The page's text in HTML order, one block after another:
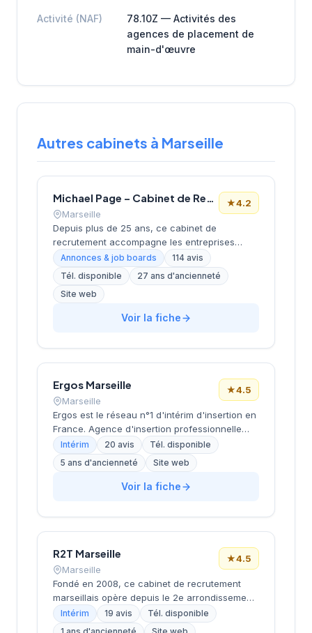
Activité (NAF)
78.10Z — Activités des
agences de placement de
main-d'œuvre
Autres cabinets à Marseille
Michael Page – Cabinet de Recrutement Marseille
Marseille
★4.2
Depuis plus de 25 ans, ce cabinet de
recrutement accompagne les entreprises
marseillaises dans leurs recherches de profils
spécialisés. Basé boulevard de Dunkerque
dans le 2e arrondissement, à proximité du
quartier de la Joliette, il développe une
approche sectorielle ciblée sur les métiers du
tertiaire et de l'industrie. Dirigée par
Son ancrage territorial et son expérience de
plus de deux décennies en font un acteur
établi du recrutement en région PACA.
Annonces & job boards
114 avis
Tél. disponible
27 ans d'ancienneté
Site web
Voir la fiche
Ergos Marseille
Marseille
★4.5
Ergos est le réseau n°1 d'intérim d'insertion en
France. Agence d'insertion professionnelle
spécialisée dans l'accompagnement des
personnes en difficultés (demandeurs
d'emploi longue durée, bénéficiaires RSA,
jeunes en difficulté, travailleurs handicapés).
Intérim 20 avis
Tél. disponible
5 ans d'ancienneté
Site web
Voir la fiche
R2T Marseille
Marseille
★4.5
Fondé en 2008, ce cabinet de recrutement
marseillais opère depuis le 2e arrondissement,
dans le quartier de la Joliette. Dirigée par
Monsieur Bard, cette structure accompagne
Intérim 19 avis
Tél. disponible